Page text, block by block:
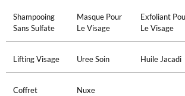
Shampooing
Sans Sulfate
Masque Pour
Le Visage
Exfoliant
Le Visage
Lifting Visage Uree Soin Huile Jacadi
Coffret
Nuxe